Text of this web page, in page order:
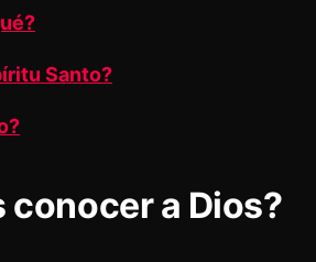
Santo?
conocer a Dios?